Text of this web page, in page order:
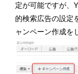
定が可能ですが、
的検索広告の設定
ャンペーン作成を